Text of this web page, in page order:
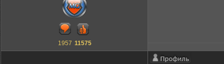
1957 11575